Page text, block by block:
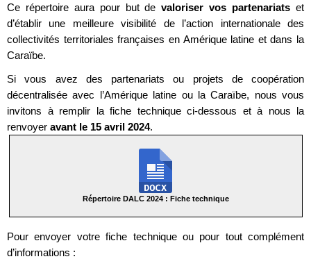
Ce répertoire aura pour but devaloriser vos partenariats et
d’établir une meilleure visibilité de l’action internationale des
collectivités territoriales françaises en Amérique latine et dans la
Caraïbe.
Si vous avez des partenariats ou projets de coopération
décentralisée avec l’Amérique latine ou la Caraïbe, nous vous
invitons à remplir la fiche technique ci-dessous et à nous la
renvoyer avant le 15 avril 2024.
Répertoire DALC 2024 : Fiche technique
Pour envoyer votre fiche technique ou pour tout complément
d’informations :